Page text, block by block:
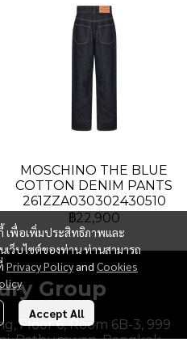
MOSCHINO THE BLUE
COTTON DENIM PANTS
261ZZA030302430510
฿22,900
เพื่อเพิ่มประสิทธิภาพและ
ว็บไซต์ของท่าน ท่านสามารถ
Privacy Policy and Cookies
Accept All
Group
Floor 6, Room 6B-3, 999
Pathumwan, Bangkok